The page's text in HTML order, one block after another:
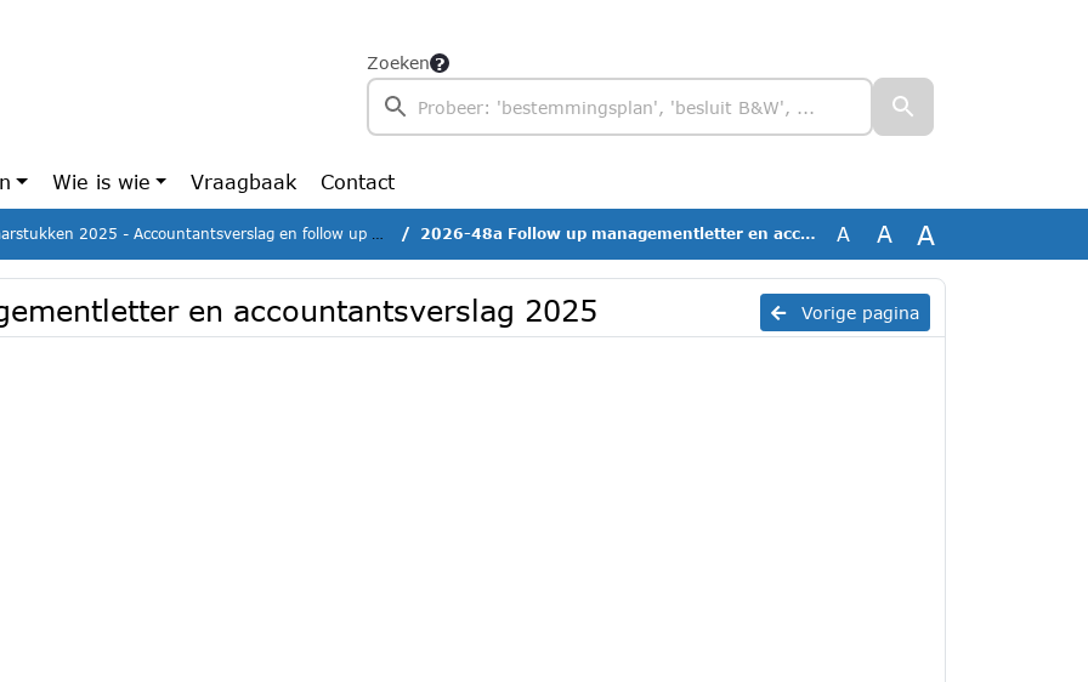
Zoeken
Wie is wie Vraagbaak Contact
2025 - Accountantsverslag en follow up managementletter 2026-48a Follow up managementletter en accountantsverslag 2025 A A A
Vorige pagina
en accountantsverslag 2025